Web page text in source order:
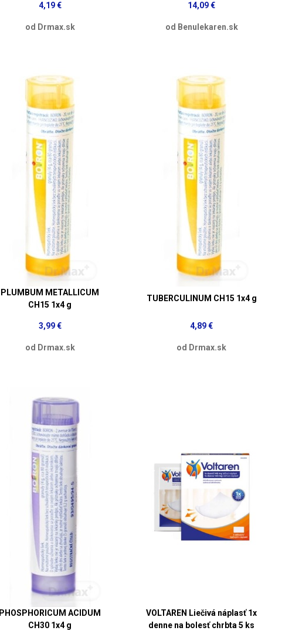
4,19 €
od Drmax.sk
14,09 €
od Benulekaren.sk
PLUMBUM METALLICUM
CH15 1x4 g
3,99 €
od Drmax.sk
TUBERCULINUM CH15 1x4 g
4,89 €
od Drmax.sk
PHOSPHORICUM ACIDUM
CH30 1x4 g
VOLTAREN Liečivá náplasť 1x
denne na bolesť chrbta 5 ks